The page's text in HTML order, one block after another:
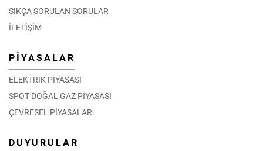
SIKÇA SORULAN SORULAR
İLETİŞİM
PİYASALAR
ELEKTRİK PİYASASI
SPOT DOĞAL GAZ PİYASASI
ÇEVRESEL PİYASALAR
DUYURULAR